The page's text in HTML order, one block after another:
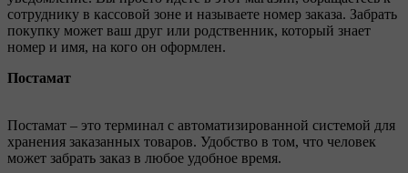
сотруднику в кассовой зоне и называете номер заказа. Забрать
покупку может ваш друг или родственник, который знает
номер и имя, на кого он оформлен.
Постамат
Постамат – это терминал с автоматизированной системой для
хранения заказанных товаров. Удобство в том, что человек
может забрать заказ в любое удобное время.